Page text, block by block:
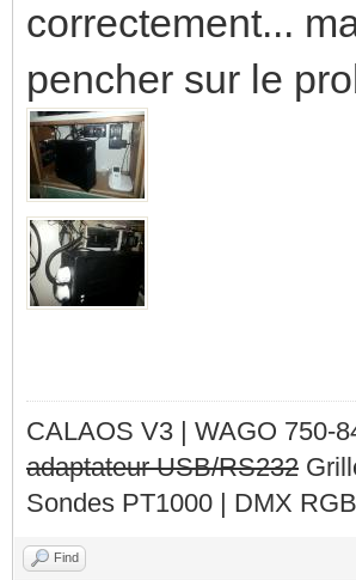
correctement...
pencher sur le
CALAOS V3 | WAGO 750-
adaptateur USB/RS232
Sondes PT1000 | DMX
Find